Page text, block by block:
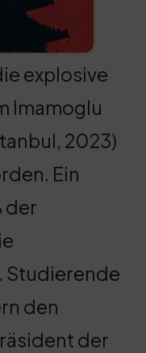
explosive
Imamoglu
2023)
Ein
der
Studierende
den
der